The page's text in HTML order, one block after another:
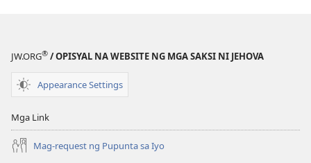
SA
JW.ORG® / OPISYAL NA WEBSITE NG MGA SAKSI NI JEHOVA
Appearance Settings
Mga Link
Mag-request ng Pupunta sa Iyo